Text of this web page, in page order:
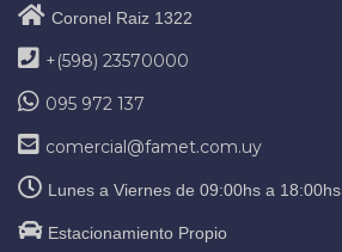
Coronel Raiz 1322
+(598) 23570000
095 972 137
comercial@famet.com.uy
Lunes a Viernes de 09:00hs a 18:00hs
Estacionamiento Propio